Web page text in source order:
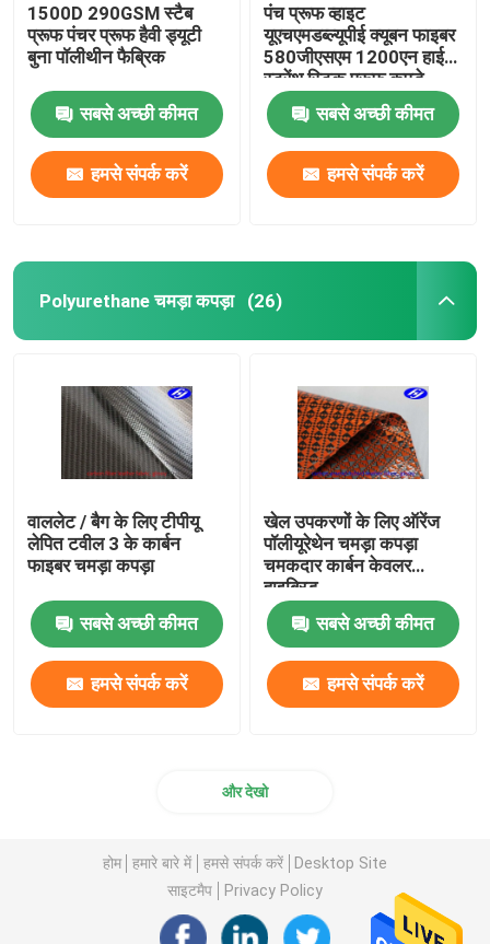
1500D 290GSM स्टैब
प्रूफ पंचर प्रूफ हैवी ड्यूटी
बुना पॉलीथीन फैब्रिक
सबसे अच्छी कीमत
हमसे संपर्क करें
पंच प्रूफ व्हाइट
यूएचएमडब्ल्यूपीई क्यूबन फाइबर
580जीएसएम 1200एन हाई
स्ट्रेंथ स्टिक प्रूफ कपड़े
सबसे अच्छी कीमत
हमसे संपर्क करें
Polyurethane चमड़ा कपड़ा (26)
वाललेट / बैग के लिए टीपीयू
लेपित टवील 3 के कार्बन
फाइबर चमड़ा कपड़ा
सबसे अच्छी कीमत
हमसे संपर्क करें
खेल उपकरणों के लिए ऑरेंज
पॉलीयूरेथेन चमड़ा कपड़ा
चमकदार कार्बन केवलर
हाइब्रिड
सबसे अच्छी कीमत
हमसे संपर्क करें
और देखो
होम हमारे बारे में हमसे संपर्क करें
Desktop Site
साइटमैप
Privacy Policy